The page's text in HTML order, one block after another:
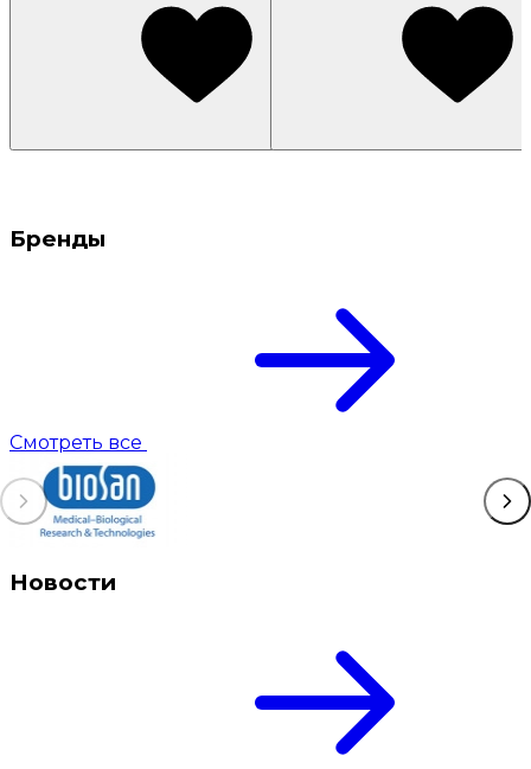
Бренды
Смотреть все
Новости